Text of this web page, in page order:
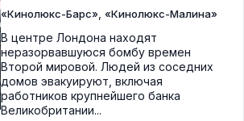
«Кинолюкс-Барс» «Кинолюкс-Малина»
В центре Лондона находят
неразорвавшуюся бомбу времен
Второй мировой. Людей из соседних
домов эвакуируют, включая
работников крупнейшего банка
Великобритании...